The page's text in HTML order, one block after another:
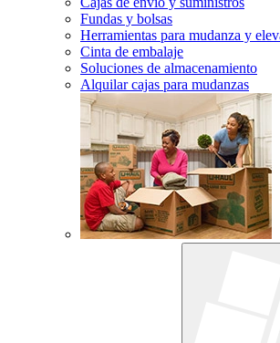
Fundas y bolsas
Herramientas para mudanza y
Cinta de embalaje
Soluciones de almacenamiento
Alquilar cajas para mudanzas